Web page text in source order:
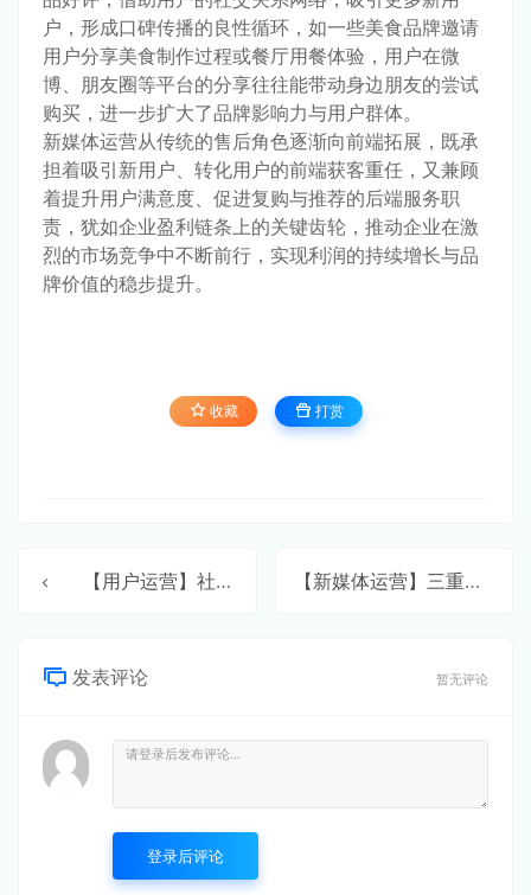
户，形成口碑传播的良性循环，如一些美食品牌邀请
用户分享美食制作过程或餐厅用餐体验，用户在微
博、朋友圈等平台的分享往往能带动身边朋友的尝试
购买，进一步扩大了品牌影响力与用户群体。
新媒体运营从传统的售后角色逐渐向前端拓展，既承
担着吸引新用户、转化用户的前端获客重任，又兼顾
着提升用户满意度、促进复购与推荐的后端服务职
责，犹如企业盈利链条上的关键齿轮，推动企业在激
烈的市场竞争中不断前行，实现利润的持续增长与品
牌价值的稳步提升。
收藏 打赏
【用户运营】社交产品用户留存率 【新媒体运营】三重境界
发表评论 暂无评论
登录后评论